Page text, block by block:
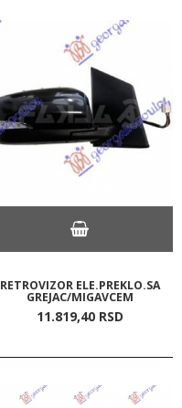
RETROVIZOR ELE.PREKLO.SA
GREJAC/MIGAVCEM
11.819,40 RSD